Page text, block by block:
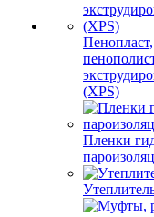
Пенопласт,
(XPS)
Пленки